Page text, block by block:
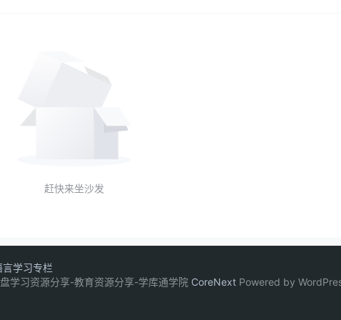
赶快来坐沙发
言学习专栏
学习资源分享-教育资源分享-学库通学院 CoreNext Powered by